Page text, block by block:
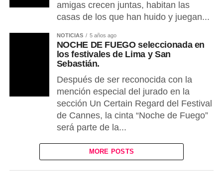
amigas crecen juntas, habitan las
casas de los que han huido y juegan...
NOTICIAS 5 años ago
NOCHE DE FUEGO seleccionada en
los festivales de Lima y San
Sebastián.
Después de ser reconocida con la
mención especial del jurado en la
sección Un Certain Regard del Festival
de Cannes, la cinta “Noche de Fuego”
será parte de la...
MORE POSTS